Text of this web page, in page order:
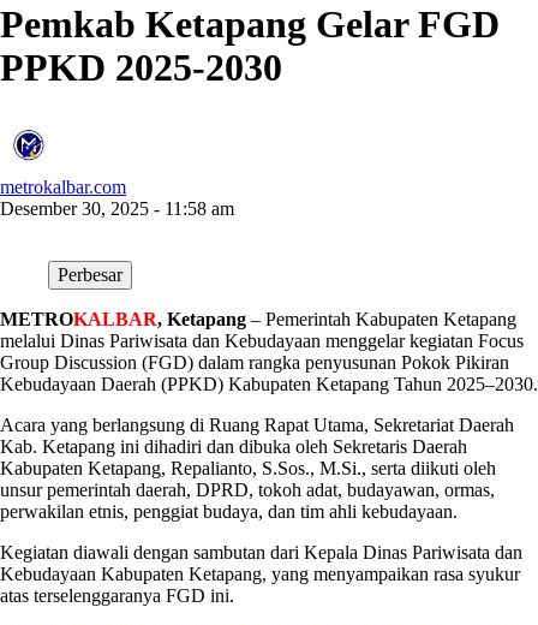
Pemkab Ketapang Gelar FGD
PPKD 2025-2030
metrokalbar.com
Desember 30, 2025 - 11:58 am
Perbesar
METROKALBAR, Ketapang – Pemerintah Kabupaten Ketapang
melalui Dinas Pariwisata dan Kebudayaan menggelar kegiatan Focus
Group Discussion (FGD) dalam rangka penyusunan Pokok Pikiran
Kebudayaan Daerah (PPKD) Kabupaten Ketapang Tahun 2025–2030.
Acara yang berlangsung di Ruang Rapat Utama, Sekretariat Daerah
Kab. Ketapang ini dihadiri dan dibuka oleh Sekretaris Daerah
Kabupaten Ketapang, Repalianto, S.Sos., M.Si., serta diikuti oleh
unsur pemerintah daerah, DPRD, tokoh adat, budayawan, ormas,
perwakilan etnis, penggiat budaya, dan tim ahli kebudayaan.
Kegiatan diawali dengan sambutan dari Kepala Dinas Pariwisata dan
Kebudayaan Kabupaten Ketapang, yang menyampaikan rasa syukur
atas terselenggaranya FGD ini.